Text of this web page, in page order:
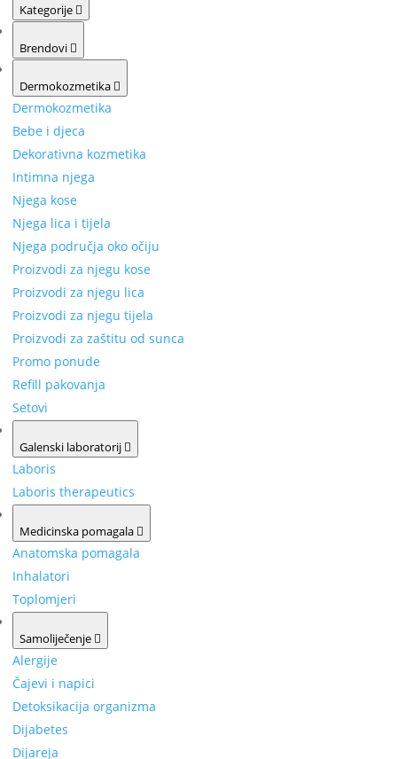
Kategorije
Brendovi
Dermokozmetika
Dermokozmetika
Bebe i djeca
Dekorativna kozmetika
Intimna njega
Njega kose
Njega lica i tijela
Njega područja oko očiju
Proizvodi za njegu kose
Proizvodi za njegu lica
Proizvodi za njegu tijela
Proizvodi za zaštitu od sunca
Promo ponude
Refill pakovanja
Setovi
Galenski laboratorij
Laboris
Laboris therapeutics
Medicinska pomagala
Anatomska pomagala
Inhalatori
Toplomjeri
Samoliječenje
Alergije
Čajevi i napici
Detoksikacija organizma
Dijabetes
Dijareja